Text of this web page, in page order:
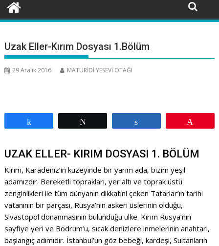
Uzak Eller-Kırım Dosyası 1.Bölüm
29 Aralık 2016 MATURİDİ YESEVİ OTAĞI
UZAK ELLER- KIRIM DOSYASI 1. BÖLÜM
Kırım, Karadeniz’in kuzeyinde bir yarım ada, bizim yeşil
adamızdır. Bereketli toprakları, yer altı ve toprak üstü
zenginlikleri ile tüm dünyanın dikkatini çeken Tatarlar’ın tarihi
vatanının bir parçası, Rusya’nın askeri üslerinin olduğu,
Sivastopol donanmasının bulunduğu ülke. Kırım Rusya’nın
sayfiye yeri ve Bodrum’u, sıcak denizlere inmelerinin anahtarı,
başlangıç adımıdır. İstanbul’un göz bebeği, kardeşi, Sultanların